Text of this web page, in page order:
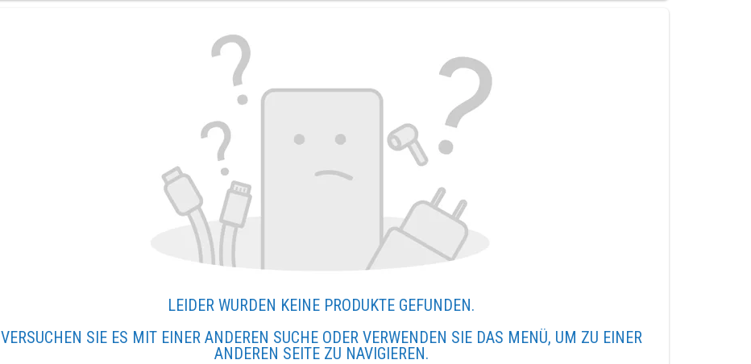
LEIDER WURDEN KEINE PRODUKTE GEFUNDEN.
VERSUCHEN SIE ES MIT EINER ANDEREN SUCHE ODER VERWENDEN SIE DAS MENÜ, UM ZU EINER
ANDEREN SEITE ZU NAVIGIEREN.